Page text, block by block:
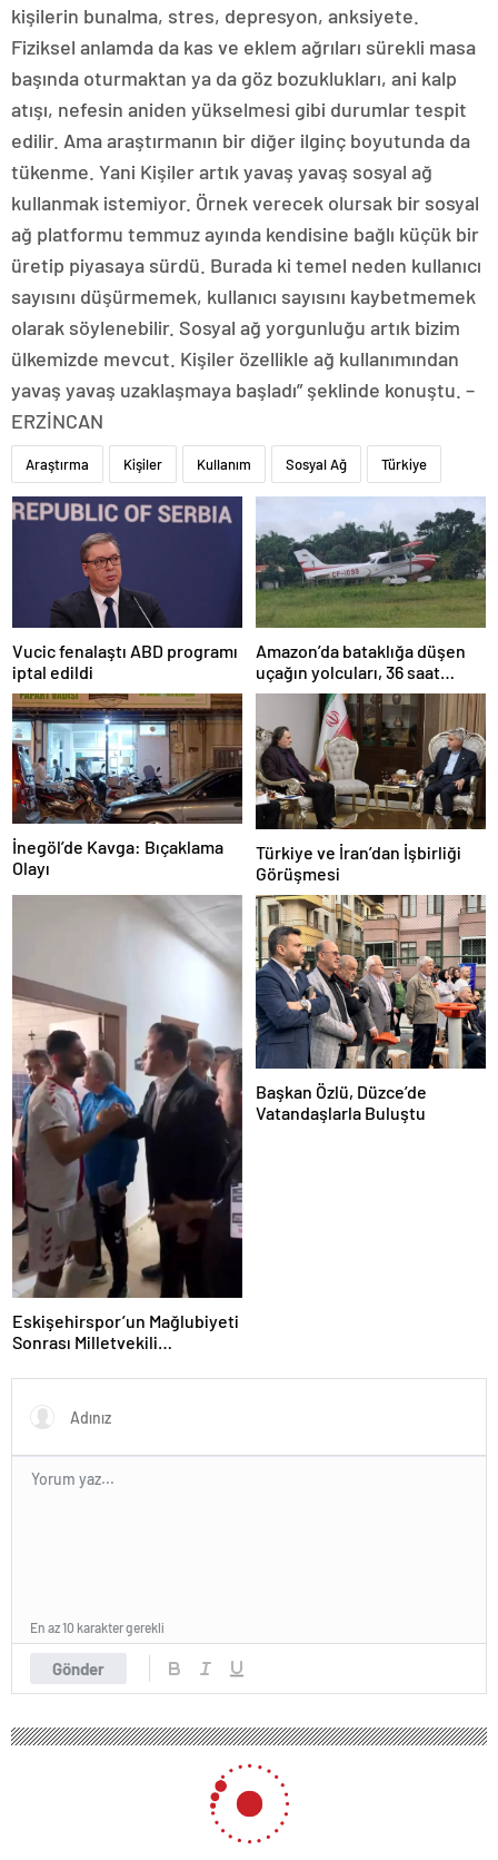
kişilerin bunalma, stres, depresyon, anksiyete.
Fiziksel anlamda da kas ve eklem ağrıları sürekli masa
başında oturmaktan ya da göz bozuklukları, ani kalp
atışı, nefesin aniden yükselmesi gibi durumlar tespit
edilir. Ama araştırmanın bir diğer ilginç boyutunda da
tükenme. Yani Kişiler artık yavaş yavaş sosyal ağ
kullanmak istemiyor. Örnek verecek olursak bir sosyal
ağ platformu temmuz ayında kendisine bağlı küçük bir
üretip piyasaya sürdü. Burada ki temel neden kullanıcı
sayısını düşürmemek, kullanıcı sayısını kaybetmemek
olarak söylenebilir. Sosyal ağ yorgunluğu artık bizim
ülkemizde mevcut. Kişiler özellikle ağ kullanımından
yavaş yavaş uzaklaşmaya başladı” şeklinde konuştu. –
ERZİNCAN
Araştırma Kişiler Kullanım Sosyal Ağ Türkiye
Vucic fenalaştı ABD programı
iptal edildi
Amazon’da bataklığa düşen
uçağın yolcuları, 36 saat
kurtarılmayı bekledi
İnegöl’de Kavga: Bıçaklama
Olayı
Türkiye ve İran’dan İşbirliği
Görüşmesi
Eskişehirspor’un Mağlubiyeti
Sonrası Milletvekili
Başkan Özlü, Düzce’de
Vatandaşlarla Buluştu
Gönder
En az 10 karakter gerekli